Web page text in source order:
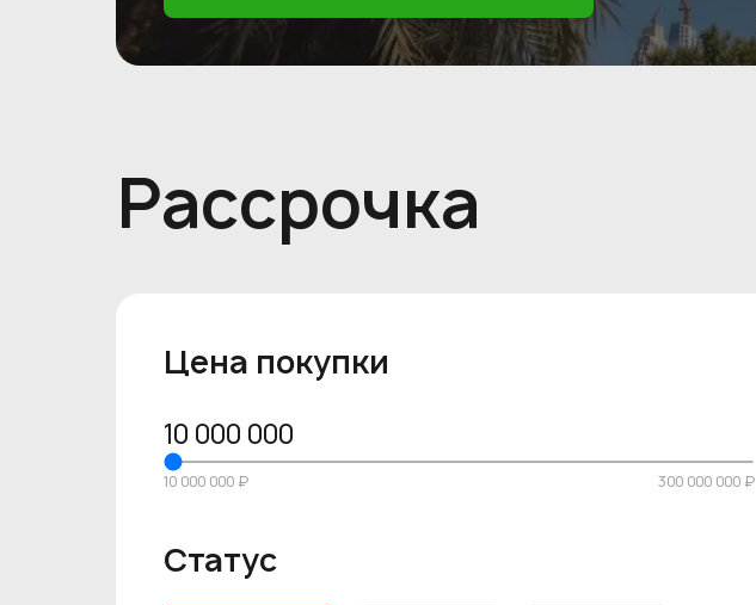
Рассрочка
Цена покупки
10 000 000
10 000 000 ₽ 300 000 000 ₽
Статус